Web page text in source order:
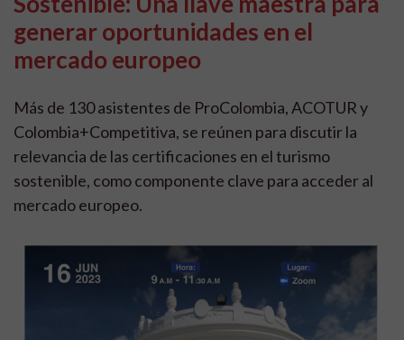
generar oportunidades en el
mercado europeo
Más de 130 asistentes de ProColombia, ACOTUR y
Colombia+Competitiva, se reúnen para discutir la
relevancia de las certificaciones en el turismo
sostenible, como componente clave para acceder al
mercado europeo.